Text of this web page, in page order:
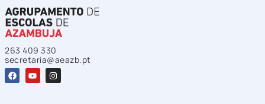
263 409 330
secretaria@aeazb.pt